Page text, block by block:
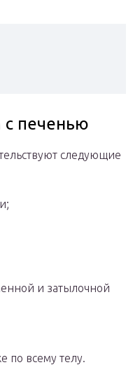
печенью
следующие
и затылочной
по всему телу.